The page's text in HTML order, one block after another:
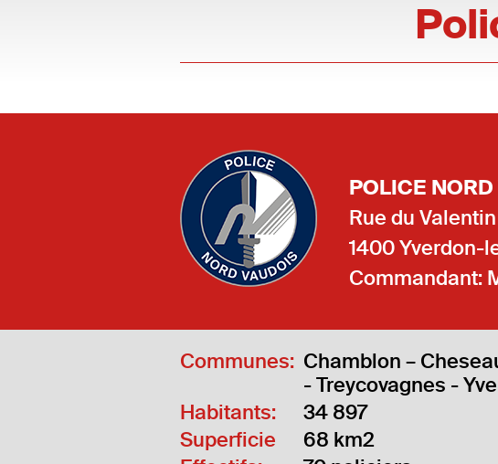
POLICE
Rue du Valentin
1400 Yverdon-
Commandant:
Communes: Chamblon –
- Treycovagnes -
Habitants:
34 897
Superficie
68 km2